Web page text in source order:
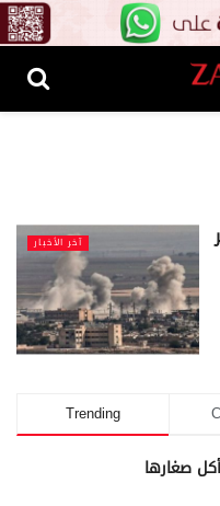
آخر الأخبار متر
Trending